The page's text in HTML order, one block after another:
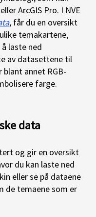
ArcGIS Pro. I NVE
, får du en oversikt
temakartene,
laste ned
av datasettene til
blant annet RGB-
farge.
data
og gir en oversikt
du kan laste ned
eller se på dataene
de temaene som er